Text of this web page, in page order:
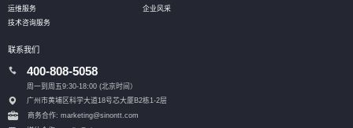
运维服务
技术咨询服务
企业风采
联系我们
400-808-5058
周一到周五9:30-18:00 (北京时间）
广州市黄埔区科学大道18号芯大厦B2栋1-2层
商务合作: marketing@sinontt.com